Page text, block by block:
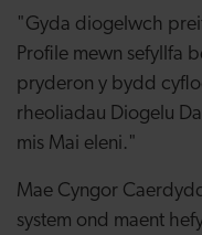
"Gyda diogelwch
Profile mewn sefyllfa
pryderon y bydd
rheoliadau Diogelu
mis Mai eleni."
Mae Cyngor
system ond maent